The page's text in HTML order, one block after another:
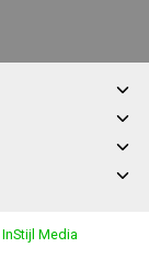
InStijl Media